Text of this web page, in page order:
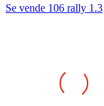
Se vende 106 rally 1.3